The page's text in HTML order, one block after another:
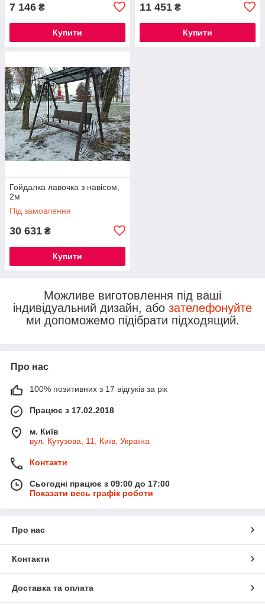
7 146 ₴
Купити
11 451 ₴
Купити
Гойдалка лавочка з навісом,
2м
Під замовлення
30 631 ₴
Купити
Можливе виготовлення під ваші
індивідуальний дизайн, або зателефонуйте
ми допоможемо підібрати підходящий.
Про нас
100% позитивних з 17 відгуків за рік
Працює з 17.02.2018
м. Київ
вул. Кутузова, 11, Київ, Україна
Контакти
Сьогодні працює з 09:00 до 17:00
Показати весь графік роботи
Про нас
Контакти
Доставка та оплата